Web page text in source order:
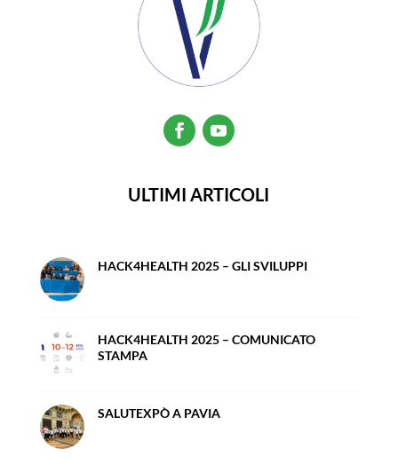
ULTIMI ARTICOLI
HACK4HEALTH 2025 – GLI SVILUPPI
HACK4HEALTH 2025 – COMUNICATO
STAMPA
SALUTEXPÒ A PAVIA